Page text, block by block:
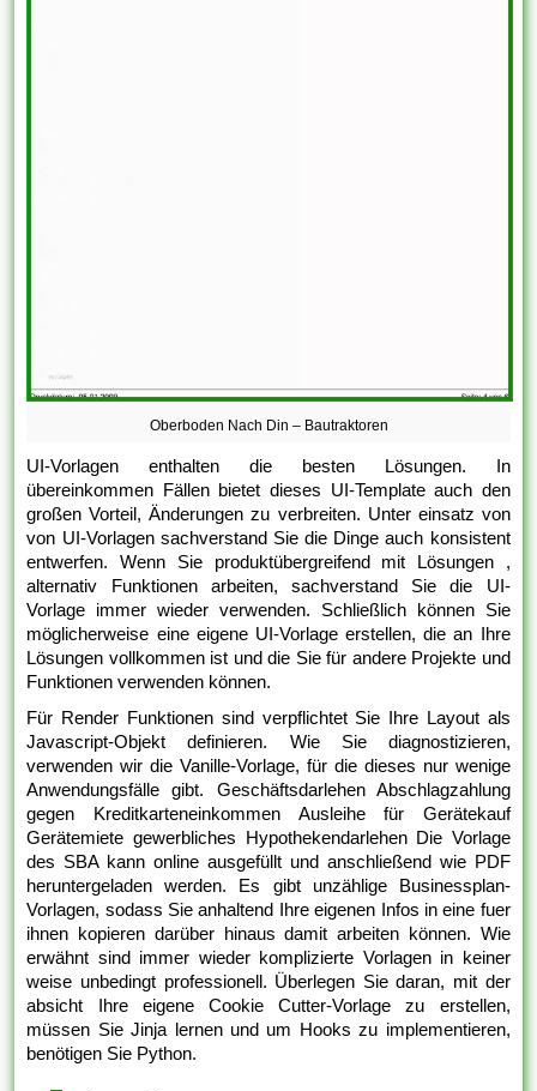
Oberboden Nach Din – Bautraktoren
UI-Vorlagen enthalten die besten Lösungen. In
übereinkommen Fällen bietet dieses UI-Template auch den
großen Vorteil, Änderungen zu verbreiten. Unter einsatz von
von UI-Vorlagen sachverstand Sie die Dinge auch konsistent
entwerfen. Wenn Sie produktübergreifend mit Lösungen ,
alternativ Funktionen arbeiten, sachverstand Sie die UI-
Vorlage immer wieder verwenden. Schließlich können Sie
möglicherweise eine eigene UI-Vorlage erstellen, die an Ihre
Lösungen vollkommen ist und die Sie für andere Projekte und
Funktionen verwenden können.
Für Render Funktionen sind verpflichtet Sie Ihre Layout als
Javascript-Objekt definieren. Wie Sie diagnostizieren,
verwenden wir die Vanille-Vorlage, für die dieses nur wenige
Anwendungsfälle gibt. Geschäftsdarlehen Abschlagzahlung
gegen Kreditkarteneinkommen Ausleihe für Gerätekauf
Gerätemiete gewerbliches Hypothekendarlehen Die Vorlage
des SBA kann online ausgefüllt und anschließend wie PDF
heruntergeladen werden. Es gibt unzählige Businessplan-
Vorlagen, sodass Sie anhaltend Ihre eigenen Infos in eine fuer
ihnen kopieren darüber hinaus damit arbeiten können. Wie
erwähnt sind immer wieder komplizierte Vorlagen in keiner
weise unbedingt professionell. Überlegen Sie daran, mit der
absicht Ihre eigene Cookie Cutter-Vorlage zu erstellen,
müssen Sie Jinja lernen und um Hooks zu implementieren,
benötigen Sie Python.